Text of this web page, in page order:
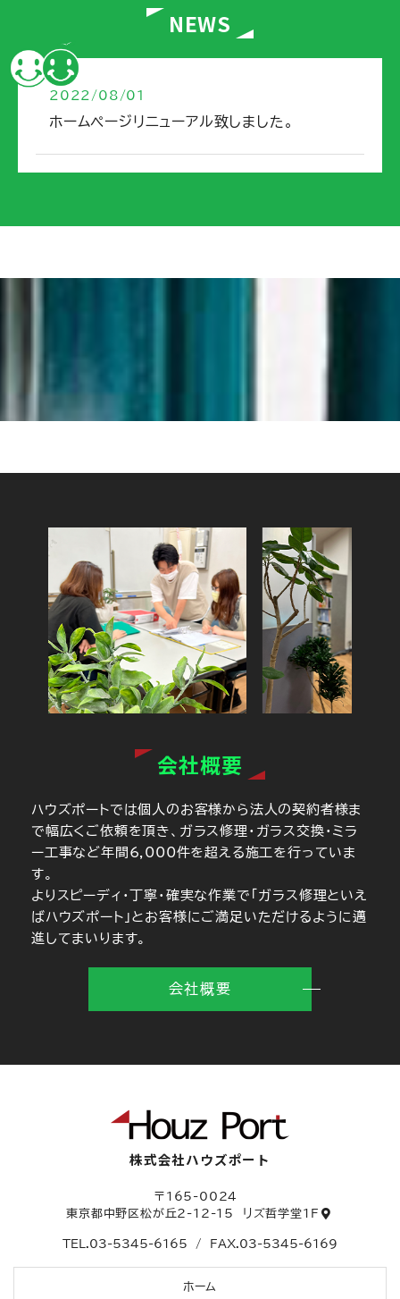
NEWS
2022/08/01
ホームページリニューアル致しました。
会社概要
ハウズポートでは個人のお客様から法人の契約者様ま
で幅広くご依頼を頂き、ガラス修理・ガラス交換・ミラ
ー工事など年間6,000件を超える施工を行っていま
す。
よりスピーディ・丁寧・確実な作業で「ガラス修理といえ
ばハウズポート」とお客様にご満足いただけるように邁
進してまいります。
会社概要
株式会社ハウズポート
〒165-0024
東京都中野区松が丘2-12-15 リズ哲学堂1F
TEL.03-5345-6165 / FAX.03-5345-6169
ホーム